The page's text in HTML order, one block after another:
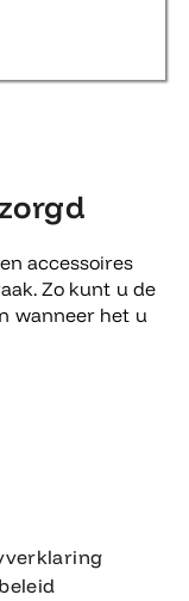
accessoires
Zo kunt u de
wanneer het u